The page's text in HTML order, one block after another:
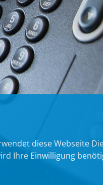
diese Webseite
Ihre Einwilligung